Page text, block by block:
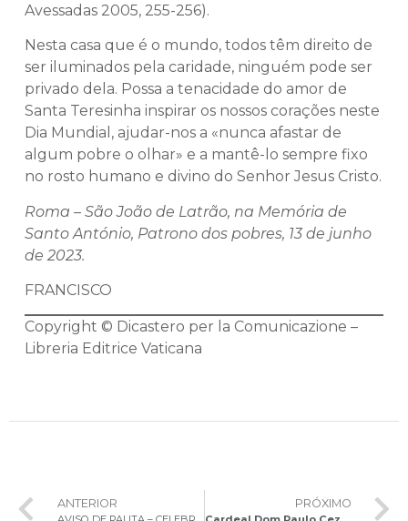
Avessadas 2005, 255-256).
Nesta casa que é o mundo, todos têm direito de
ser iluminados pela caridade, ninguém pode ser
privado dela. Possa a tenacidade do amor de
Santa Teresinha inspirar os nossos corações neste
Dia Mundial, ajudar-nos a «nunca afastar de
algum pobre o olhar» e a mantê-lo sempre fixo
no rosto humano e divino do Senhor Jesus Cristo.
Roma – São João de Latrão, na Memória de
Santo António, Patrono dos pobres, 13 de junho
de 2023.
FRANCISCO
Copyright © Dicastero per la Comunicazione –
Libreria Editrice Vaticana
ANTERIOR PRÓXIMO